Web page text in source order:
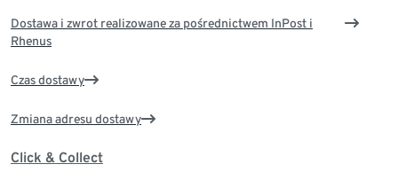
Dostawa i zwrot realizowane za pośrednictwem InPost i
Rhenus
Czas dostawy
Zmiana adresu dostawy
Click & Collect